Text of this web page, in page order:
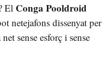
El Conga Pooldroid
netejafons dissenyat per
sense esforç i sense